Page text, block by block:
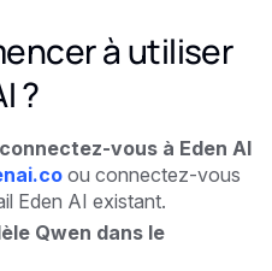
à utiliser
?
vous à Eden AI
ou connectez-vous
Eden AI existant.
Qwen dans le